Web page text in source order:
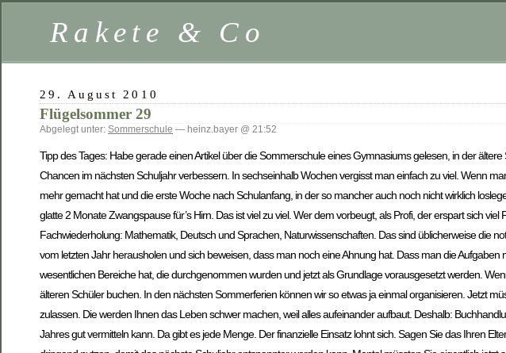
Rakete & Co
29. August 2010
Flügelsommer 29
Abgelegt unter: Sommerschule — heinz.bayer @ 21:52
Tipp des Tages: Habe gerade einen Artikel über die Sommerschule eines Gymnasiums gelesen, in der
Chancen im nächsten Schuljahr verbessern. In sechseinhalb Wochen vergisst man einfach zu viel. Wenn
mehr gemacht hat und die erste Woche nach Schulanfang, in der so mancher auch noch nicht wirklich
glatte 2 Monate Zwangspause für’s Hirn. Das ist viel zu viel. Wer dem vorbeugt, als Profi, der erspart sich
Fachwiederholung: Mathematik, Deutsch und Sprachen, Naturwissenschaften. Das sind üblicherweise die
vom letzten Jahr herausholen und sich beweisen, dass man noch eine Ahnung hat. Dass man die
wesentlichen Bereiche hat, die durchgenommen wurden und jetzt als Grundlage vorausgesetzt werden.
älteren Schüler buchen. In den nächsten Sommerferien können wir so etwas ja einmal organisieren. Jetzt
zulassen. Die werden Ihnen das Leben schwer machen, weil alles aufeinander aufbaut. Deshalb:
Jahres gut vermitteln kann. Da gibt es jede Menge. Der finanzielle Einsatz lohnt sich. Sagen Sie das Ihren